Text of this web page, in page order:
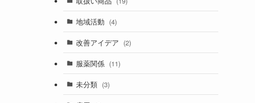
地域活動 (4)
改善アイデア (2)
服薬関係 (11)
未分類 (3)